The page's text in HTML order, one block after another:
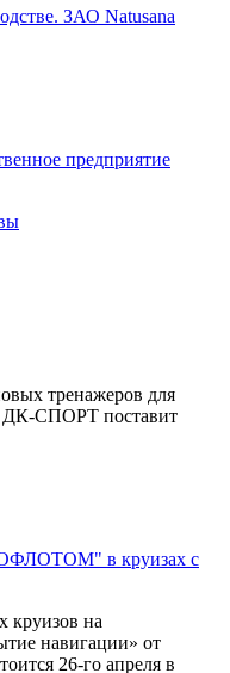
ЗАО Natusana
предприятие
тренажеров для
ДК-СПОРТ поставит
в круизах с
круизов на
навигации» от
26-го апреля в